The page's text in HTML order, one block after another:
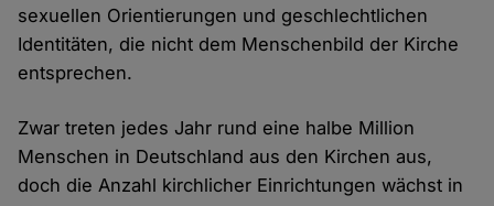
sexuellen Orientierungen und geschlechtlichen
Identitäten, die nicht dem Menschenbild der Kirche
entsprechen.
Zwar treten jedes Jahr rund eine halbe Million
Menschen in Deutschland aus den Kirchen aus,
doch die Anzahl kirchlicher Einrichtungen wächst in